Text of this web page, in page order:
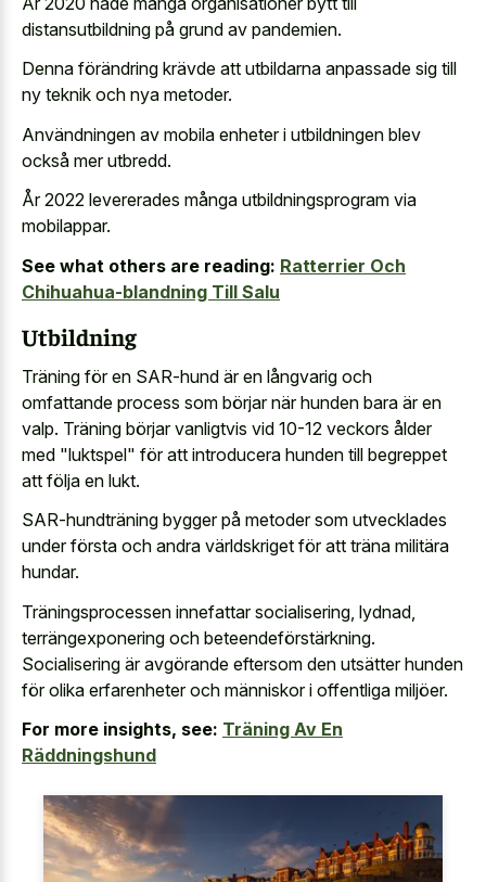
distansutbildning på grund av pandemien.
Denna förändring krävde att utbildarna anpassade sig till
ny teknik och nya metoder.
Användningen av mobila enheter i utbildningen blev
också mer utbredd.
År 2022 levererades många utbildningsprogram via
mobilappar.
See what others are reading: Ratterrier Och
Chihuahua-blandning Till Salu
Utbildning
Träning för en SAR-hund är en långvarig och
omfattande process som börjar när hunden bara är en
valp. Träning börjar vanligtvis vid 10-12 veckors ålder
med "luktspel" för att introducera hunden till begreppet
att följa en lukt.
SAR-hundträning bygger på metoder som utvecklades
under första och andra världskriget för att träna militära
hundar.
Träningsprocessen innefattar socialisering, lydnad,
terrängexponering och beteendeförstärkning.
Socialisering är avgörande eftersom den utsätter hunden
för olika erfarenheter och människor i offentliga miljöer.
For more insights, see: Träning Av En
Räddningshund